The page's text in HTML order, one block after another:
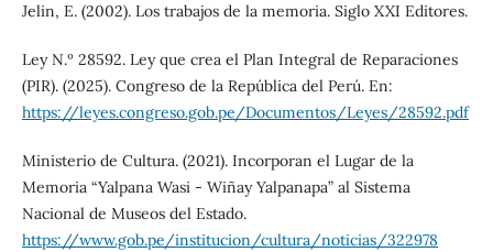
Jelin, E. (2002). Los trabajos de la memoria. Siglo XXI Editores.
Ley N.º 28592. Ley que crea el Plan Integral de Reparaciones
(PIR). (2025). Congreso de la República del Perú. En:
https://leyes.congreso.gob.pe/Documentos/Leyes/28592.pdf
Ministerio de Cultura. (2021). Incorporan el Lugar de la
Memoria “Yalpana Wasi - Wiñay Yalpanapa” al Sistema
Nacional de Museos del Estado.
https://www.gob.pe/institucion/cultura/noticias/322978